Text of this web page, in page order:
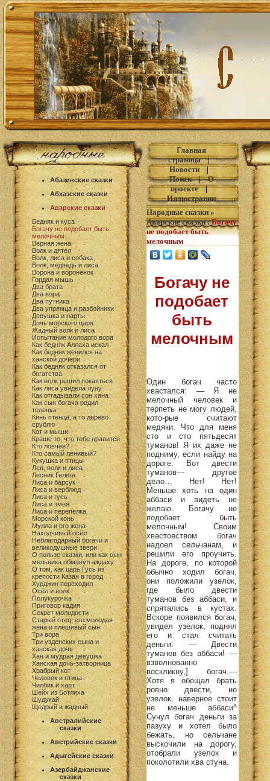
Абазинские сказки
Абхазские сказки
Аварские сказки
Бедняк и куса
Богачу не подобает быть
мелочным
Верная жена
Волк и дятел
Волк, лиса и собака
Волк, медведь и лиса
Ворона и воронёнок
Гордая мышь
Два брата
Два вора
Два путника
Два упрямца и разбойники
Девушка и нарты
Дочь морского царя
Жадный волк и лиса
Испытание молодого вора
Как бедняк Аллаха искал
Как бедняк женился на
ханской дочери
Как бедняк отказался от
богатства
Как волк решил покаяться
Как лиса увидела луну
Как отгадывали сон хана
Как сын богача родил
теленка
Кинь птенца, а то дерево
срублю
Кот и мыши
Краше то, что тебе нравится
Кто ловчее?
Кто самый ленивый?
Кукушка и птицы
Лев, волк и лиса
Лесник Гелега
Лиса и барсук
Лиса и верблюд
Лиса и гусь
Лиса и змея
Лиса и перепёлка
Морской конь
Мулла и его жена
Находчивый осёл
Неблагодарный богачи и
великодушные звери
О пользе сказки, или как сын
мельника обманул аждаху
О том, как царь Гусь из
крепости Казан в город
Хурджин переходил
Осёл и волк
Полукурочка
Приговор кадия
Секрет молодости
Старый отец, его молодая
жена и плешивый сын
Три вора
Три узденских сына и
ханская дочь
Хан и мудрая девушка
Ханская дочь-затворница
Храбрый кот
Человек и птица
Чилбик и харт
Шейх из Ботлиха
Шудукай
Щедрый и жадный
Австралийские
сказки
Австрийские сказки
Адыгейские сказки
Азербайджанские
сказки
Главная
страница|
Новости|
Поиск|О
проекте|
Иллюстрации
Народные сказки »
Аварские сказки: Богачу
не подобает быть
мелочным
Богачу не
подобает
быть
мелочным
Один богач часто
хвастался: — Я не
мелочный человек и
терпеть не могу людей,
кото-рые считают
медяки. Что для меня
сто и сто пятьдесят
туманов! Я их даже не
подниму, если найду на
дороге. Вот двести
туманов— другое
дело… Нет! Нет!
Меньше хоть на один
аббаси и видеть не
желаю. Богачу не
подобает быть
мелочным! Своим
хвастовством богач
надоел сельчанам, и
решили его проучить.
На дороге, по которой
обычно ходил богач,
они положили узелок,
где было двести
туманов без аббаси, и
спрятались в кустах.
Вскоре появился богач,
увидел узелок, поднял
его и стал считать
деньги. — Двести
туманов без аббаси! —
взволнованно
воскликну,] богач.—
Хотя я обещал брать
ровно двести, но
узелок, наверное стоит
не меньше аббаси^
Сунул богач деньги за
пазуху и хотел было
бежать, но сельчане
выскочили на дорогу,
отобрали узелок и
поколотили хва стуна.